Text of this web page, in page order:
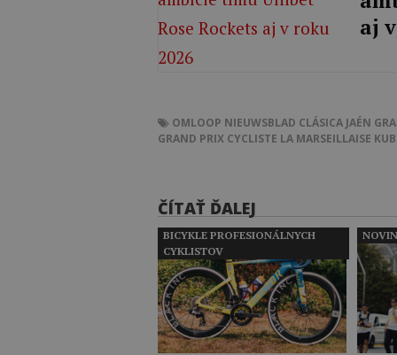
aj
OMLOOP NIEUWSBLAD CLÁSICA JAÉN
GRAND PRIX CYCLISTE LA MARSEILLAISE
ČÍTAŤ ĎALEJ
BICYKLE PROFESIONÁLNYCH
CYKLISTOV